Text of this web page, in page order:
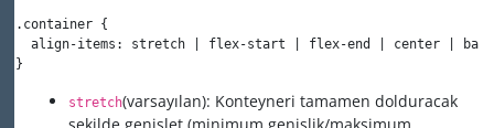
.container {
align-items: stretch | flex-start | flex-end | center |
}
stretch(varsayılan): Konteyneri tamamen dolduracak